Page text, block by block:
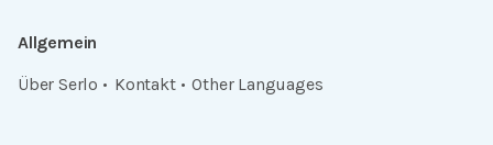
Allgemein
Über Serlo
Kontakt Other Languages